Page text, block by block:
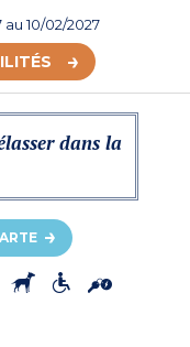
au 10/02/2027
dans la